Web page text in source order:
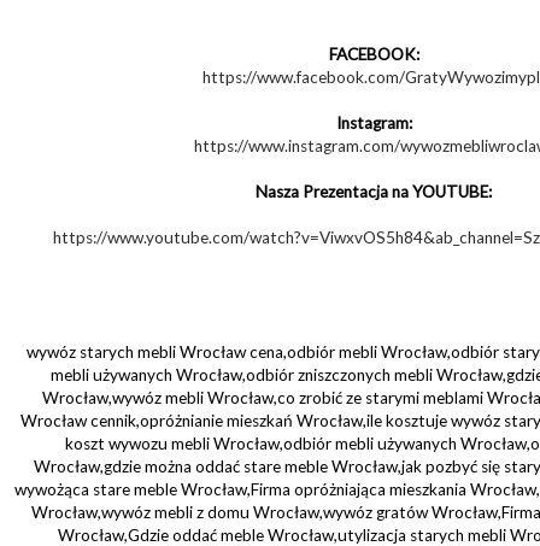
FACEBOOK:
https://www.facebook.com/
Instagram:
https://www.instagram.com/
Nasza Prezentacja na YOUTUBE:
https://www.youtube.com/
wywóz starych mebli Wrocław cena,odbiór mebli Wrocław,odbiór
mebli używanych Wrocław,odbiór zniszczonych mebli
Wrocław,wywóz mebli Wrocław,co zrobić ze starymi meblami
Wrocław cennik,opróżnianie mieszkań Wrocław,ile kosztuje wywóz
koszt wywozu mebli Wrocław,odbiór mebli używanych
Wrocław,gdzie można oddać stare meble Wrocław,jak pozbyć się
wywożąca stare meble Wrocław,Firma opróżniająca mieszkania
Wrocław,wywóz mebli z domu Wrocław,wywóz gratów
Wrocław,Gdzie oddać meble Wrocław,utylizacja starych mebli